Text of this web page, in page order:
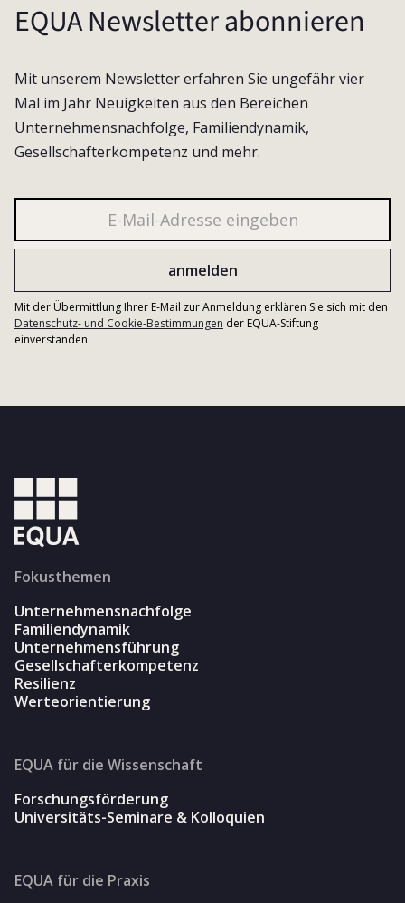
EQUA Newsletter abonnieren
Mit unserem Newsletter erfahren Sie ungefähr vier
Mal im Jahr Neuigkeiten aus den Bereichen
Unternehmensnachfolge, Familiendynamik,
Gesellschafterkompetenz und mehr.
Mit der Übermittlung Ihrer E-Mail zur Anmeldung erklären Sie sich mit den
Datenschutz- und Cookie-Bestimmungen der EQUA-Stiftung
einverstanden.
Fokusthemen
Unternehmensnachfolge
Familiendynamik
Unternehmensführung
Gesellschafterkompetenz
Resilienz
Werteorientierung
EQUA für die Wissenschaft
Forschungsförderung
Universitäts-Seminare & Kolloquien
EQUA für die Praxis